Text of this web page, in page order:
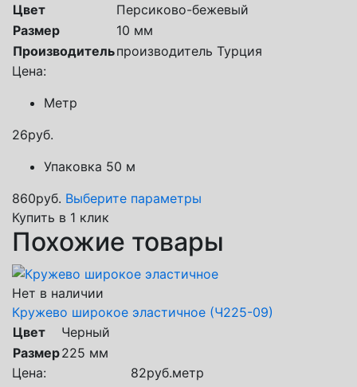
Цвет
Персиково-бежевый
Размер
10 мм
Производительпроизводитель Турция
Цена:
Метр
26руб.
Упаковка 50 м
860руб. Выберите параметры
Купить в 1 клик
Похожие товары
Нет в наличии
Кружево широкое эластичное (Ч225-09)
Цвет
Черный
Размер225 мм
Цена:
82руб.метр